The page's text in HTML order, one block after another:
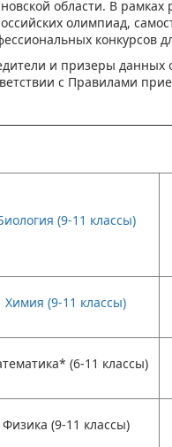
области. В
олимпиад,
конкурсов
и призеры данных
с Правилами
(9-11 классы)
Химия (9-11 классы)
(6-11 классы)
Физика (9-11 классы)